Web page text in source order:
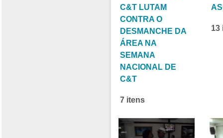
C&T LUTAM
CONTRA O
DESMANCHE DA
ÁREA NA
SEMANA
NACIONAL DE
C&T
7 itens
13